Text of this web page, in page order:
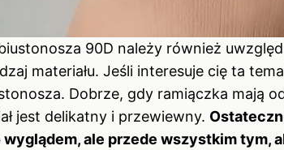
90D należy również
materiału. Jeśli interesuje cię ta
. Dobrze, gdy ramiączka mają
jest delikatny i przewiewny.
ale przede wszystkim tym,